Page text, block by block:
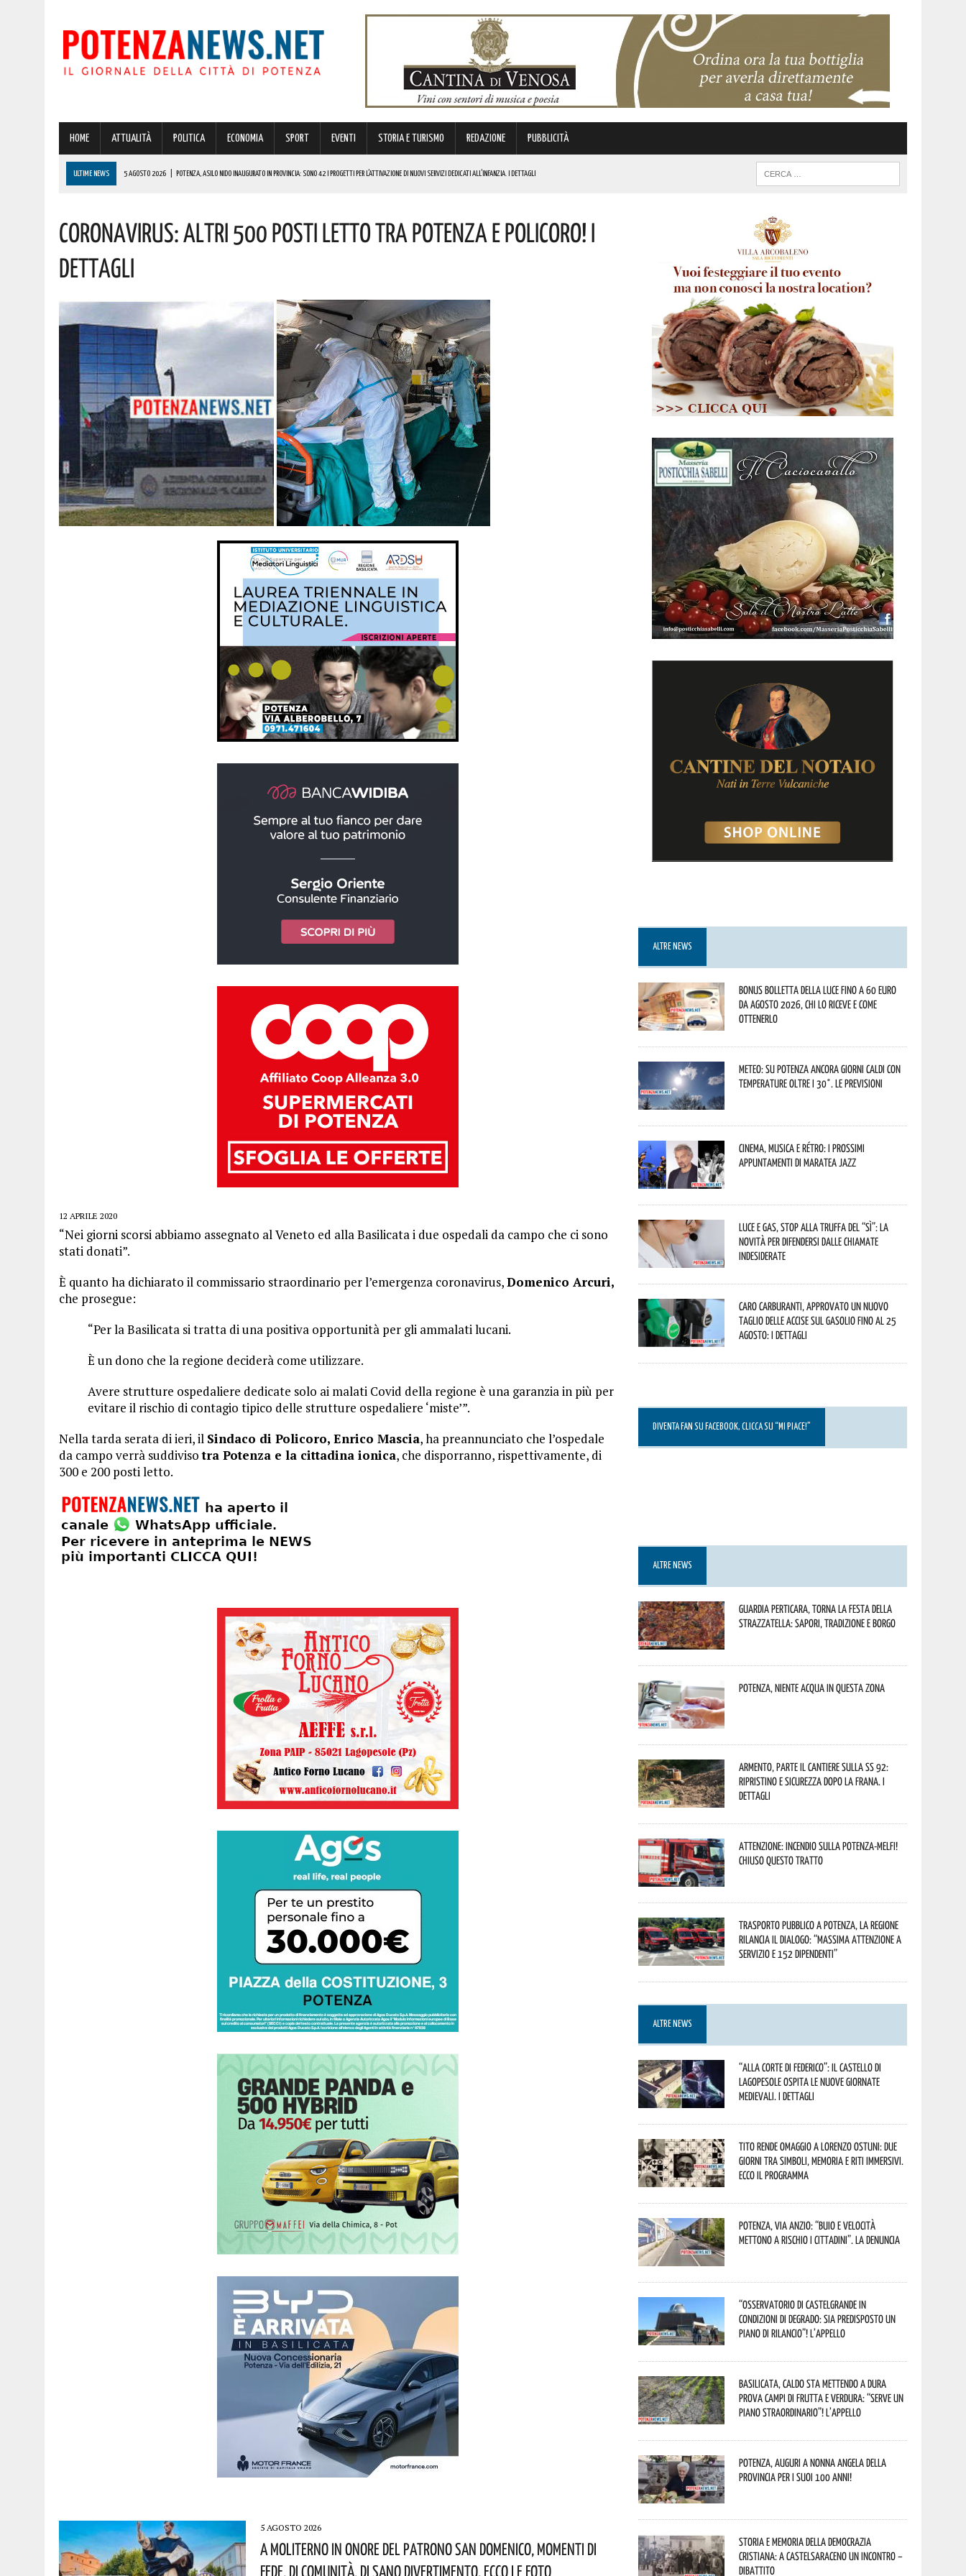
HOME ATTUALITÀ POLITICA ECONOMIA SPORT EVENTI STORIA E TURISMO REDAZIONE PUBBLICITÀ
ULTIME NEWS 5 AGOSTO 2026 POTENZA, ASILO NIDO INAUGURATO IN PROVINCIA: SONO 42 I PROGETTI PER L’ATTIVAZIONE DI NUOVI SERVIZI DEDICATI ALL’INFANZIA. I DETTAGLI
5 AGOSTO 2026 POTENZA: GRAVE INCENDIO IN PROVINCIA! VIGILI DEL FUOCO SUL POSTO DA IERI
5 AGOSTO 2026 |
Coronavirus: Altri 500 Posti Letto Tra Potenza E Policoro! I
Dettagli
12 APRILE 2020
“Nei giorni scorsi abbiamo assegnato al Veneto ed alla Basilicata i due ospedali da campo che ci sono
stati donati”.
È quanto ha dichiarato il commissario straordinario per l’emergenza coronavirus,Domenico Arcuri,
che prosegue:
“Per la Basilicata si tratta di una positiva opportunità per gli ammalati lucani.
È un dono che la regione deciderà come utilizzare.
Avere strutture ospedaliere dedicate solo ai malati Covid della regione è una garanzia in più per
evitare il rischio di contagio tipico delle strutture ospedaliere ‘miste’”.
Nella tarda serata di ieri, il Sindaco di Policoro, Enrico Mascia, ha preannunciato che l’ospedale
da campo verrà suddivisotra Potenza e la cittadina ionica, che disporranno, rispettivamente, di
300 e 200 posti letto.
5 AGOSTO 2026
A Moliterno In Onore Del Patrono San Domenico, Momenti Di
Fede, Di Comunità, Di Sano Divertimento. Ecco Le Foto
ALTRE NEWS
Bonus bolletta della luce fino a 60 euro
da agosto 2026, chi lo riceve e come
ottenerlo
Meteo: su Potenza ancora giorni caldi con
temperature oltre i 30°. Le previsioni
Cinema, musica e rétro: i prossimi
appuntamenti di Maratea Jazz
Luce e gas, stop alla truffa del “Sì”: la
novità per difendersi dalle chiamate
indesiderate
Caro carburanti, approvato un nuovo
taglio delle accise sul gasolio fino al 25
agosto: i dettagli
DIVENTA FAN SU FACEBOOK, CLICCA SU “MI PIACE!”
ALTRE NEWS
Guardia Perticara, torna la Festa della
Strazzatella: sapori, tradizione e borgo
Potenza, niente acqua in questa zona
Armento, parte il cantiere sulla SS 92:
ripristino e sicurezza dopo la frana. I
dettagli
Attenzione: incendio sulla Potenza-Melfi!
Chiuso questo tratto
Trasporto pubblico a Potenza, la Regione
rilancia il dialogo: “Massima attenzione a
servizio e 152 dipendenti”
ALTRE NEWS
“Alla corte di Federico”: il Castello di
Lagopesole ospita le nuove Giornate
Medievali. I dettagli
Tito rende omaggio a Lorenzo Ostuni: due
giorni tra simboli, memoria e riti immersivi.
Ecco il programma
Potenza, Via Anzio: “Buio e velocità
mettono a rischio i cittadini”. La denuncia
“Osservatorio di Castelgrande in
condizioni di degrado: sia predisposto un
piano di rilancio”! L’appello
Basilicata, caldo sta mettendo a dura
prova campi di frutta e verdura: “Serve un
piano straordinario”! L’appello
Potenza, auguri a nonna Angela della
provincia per i suoi 100 anni!
Storia e memoria della Democrazia
Cristiana: a Castelsaraceno un incontro –
dibattito